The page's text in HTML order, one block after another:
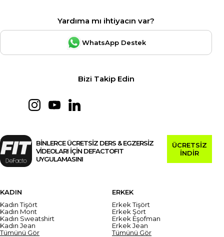
Yardıma mı ihtiyacın var?
WhatsApp Destek
Bizi Takip Edin
BİNLERCE ÜCRETSİZ DERS & EGZERSİZ
VİDEOLARI İÇİN DEFACTOFIT
UYGULAMASINI
ÜCRETSİZ
İNDİR
KADIN
Kadın Tişört
Kadın Mont
Kadın Sweatshirt
Kadın Jean
Tümünü Gör
ERKEK
Erkek Tişört
Erkek Şort
Erkek Eşofman
Erkek Jean
Tümünü Gör